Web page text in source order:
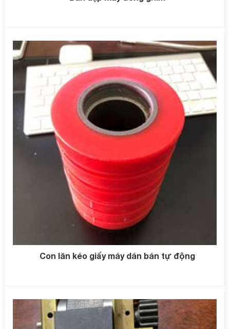
Con lăn kéo giấy máy dán bán tự động